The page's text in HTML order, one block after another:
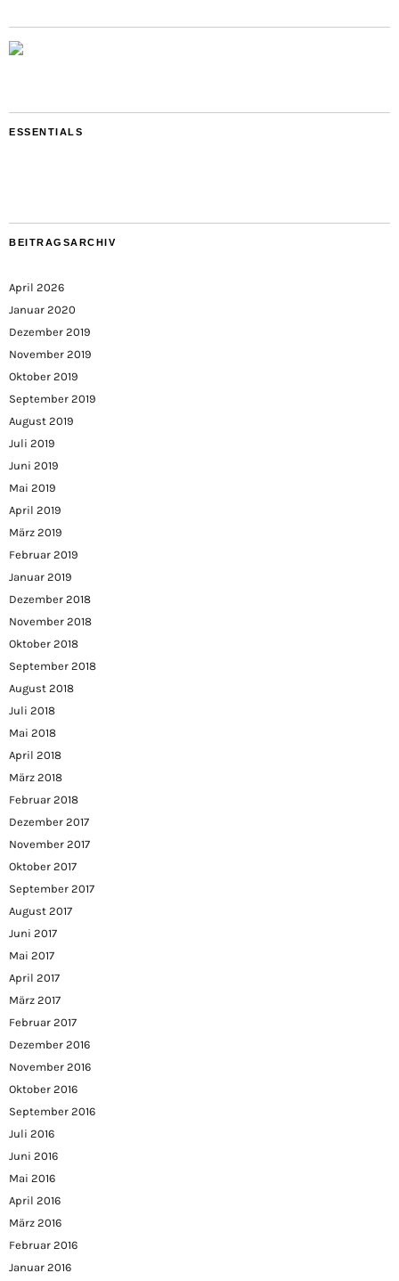
ESSENTIALS
BEITRAGSARCHIV
April 2026
Januar 2020
Dezember 2019
November 2019
Oktober 2019
September 2019
August 2019
Juli 2019
Juni 2019
Mai 2019
April 2019
März 2019
Februar 2019
Januar 2019
Dezember 2018
November 2018
Oktober 2018
September 2018
August 2018
Juli 2018
Mai 2018
April 2018
März 2018
Februar 2018
Dezember 2017
November 2017
Oktober 2017
September 2017
August 2017
Juni 2017
Mai 2017
April 2017
März 2017
Februar 2017
Dezember 2016
November 2016
Oktober 2016
September 2016
Juli 2016
Juni 2016
Mai 2016
April 2016
März 2016
Februar 2016
Januar 2016